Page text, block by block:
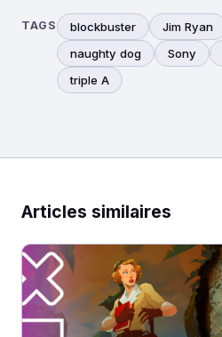
TAGS blockbuster Jim Ryan
naughty dog
Sony
triple A
Articles similaires